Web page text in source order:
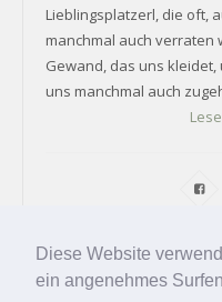
Diese Website
ein angenehmes
Lieblingsplatzerl, die oft,
manchmal auch verraten
Gewand, das uns
uns manchmal auch